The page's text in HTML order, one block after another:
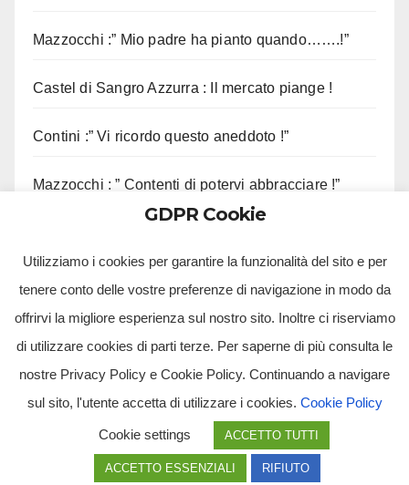
Mazzocchi :” Mio padre ha pianto quando…….!”
Castel di Sangro Azzurra : Il mercato piange !
Contini :” Vi ricordo questo aneddoto !”
Mazzocchi : ” Contenti di potervi abbracciare !”
Tv Multimidia Srl - Via Giulio Natta, SNC, 80126, Napoli (NA).
giornalistica registrata presso il Tribunale di Santa Maria Capua Vetere CE. Tutti i diritti riservati.
GDPR Cookie
Utilizziamo i cookies per garantire la funzionalità del sito e per
tenere conto delle vostre preferenze di navigazione in modo da
offrirvi la migliore esperienza sul nostro sito. Inoltre ci riserviamo
di utilizzare cookies di parti terze. Per saperne di più consulta le
nostre Privacy Policy e Cookie Policy. Continuando a navigare
sul sito, l'utente accetta di utilizzare i cookies. Cookie Policy
Cookie settings ACCETTO TUTTI
ACCETTO ESSENZIALI RIFIUTO